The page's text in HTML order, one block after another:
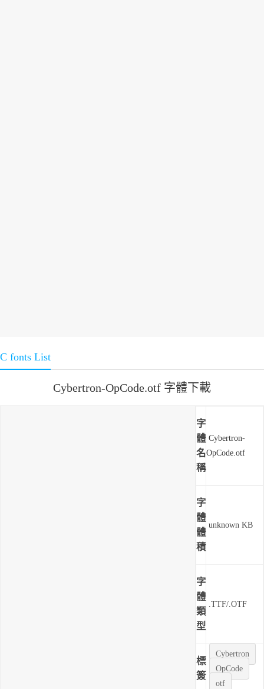
C fonts List
Cybertron-OpCode.otf 字體下載
字
體
名
稱
Cybertron-
OpCode.otf
字
體
體
積
unknown KB
字
體
類
型
.TTF/.OTF
標
簽
Cybertron
OpCode
otf